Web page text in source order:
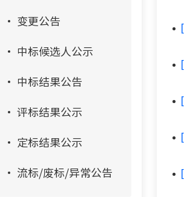
变更公告
中标候选人公示
中标结果公告
评标结果公示
定标结果公示
流标/废标/异常公告